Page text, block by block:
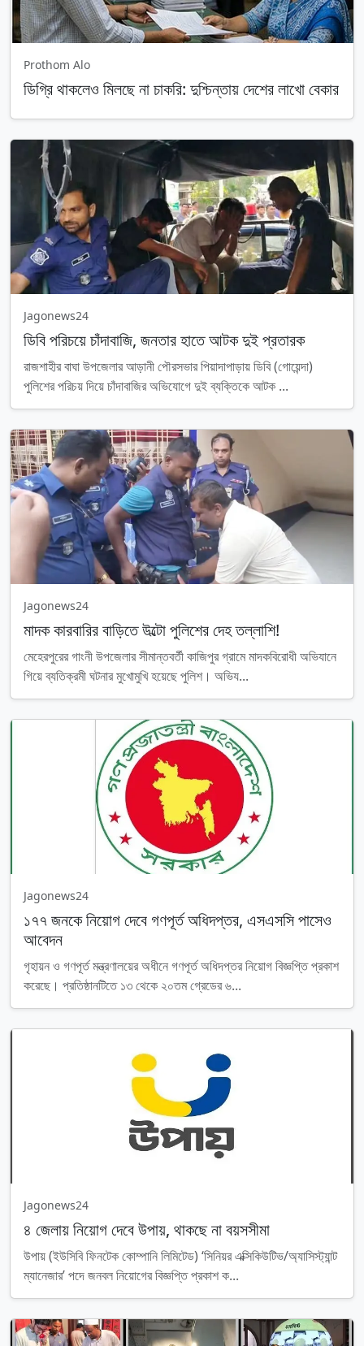
Prothom Alo
ডিগ্রি থাকলেও মিলছে না চাকরি: দুশ্চিন্তায় দেশের লাখো বেকার
Jagonews24
ডিবি পরিচয়ে চাঁদাবাজি, জনতার হাতে আটক দুই প্রতারক
রাজশাহীর বাঘা উপজেলার আড়ানী পৌরসভার পিয়াদাপাড়ায় ডিবি (গোয়েন্দা)
পুলিশের পরিচয় দিয়ে চাঁদাবাজির অভিযোগে দুই ব্যক্তিকে আটক ...
Jagonews24
মাদক কারবারির বাড়িতে উল্টো পুলিশের দেহ তল্লাশি!
মেহেরপুরের গাংনী উপজেলার সীমান্তবর্তী কাজিপুর গ্রামে মাদকবিরোধী অভিযানে
গিয়ে ব্যতিক্রমী ঘটনার মুখোমুখি হয়েছে পুলিশ। অভিয...
Jagonews24
১৭৭ জনকে নিয়োগ দেবে গণপূর্ত অধিদপ্তর, এসএসসি পাসেও
আবেদন
গৃহায়ন ও গণপূর্ত মন্ত্রণালয়ের অধীনে গণপূর্ত অধিদপ্তর নিয়োগ বিজ্ঞপ্তি প্রকাশ
করেছে। প্রতিষ্ঠানটিতে ১৩ থেকে ২০তম গ্রেডের ৬...
Jagonews24
৪ জেলায় নিয়োগ দেবে উপায়, থাকছে না বয়সসীমা
উপায় (ইউসিবি ফিনটেক কোম্পানি লিমিটেড) ‘সিনিয়র এক্সিকিউটিভ/অ্যাসিস্ট্যান্ট
ম্যানেজার’ পদে জনবল নিয়োগের বিজ্ঞপ্তি প্রকাশ ক...